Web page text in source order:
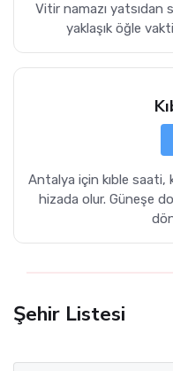
Vitir namazı yatsıdan
yaklaşık öğle
Antalya için kıble saati,
hizada olur. Güneşe
Şehir Listesi